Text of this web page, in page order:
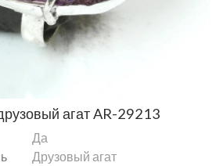
агат AR-29213
Да
Друзовый агат